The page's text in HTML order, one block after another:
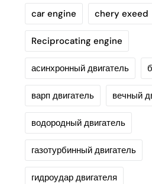
car engine chery exeed
Reciprocating engine
асинхронный двигатель
варп двигатель вечный
водородный двигатель
газотурбинный двигатель
гидроудар двигателя